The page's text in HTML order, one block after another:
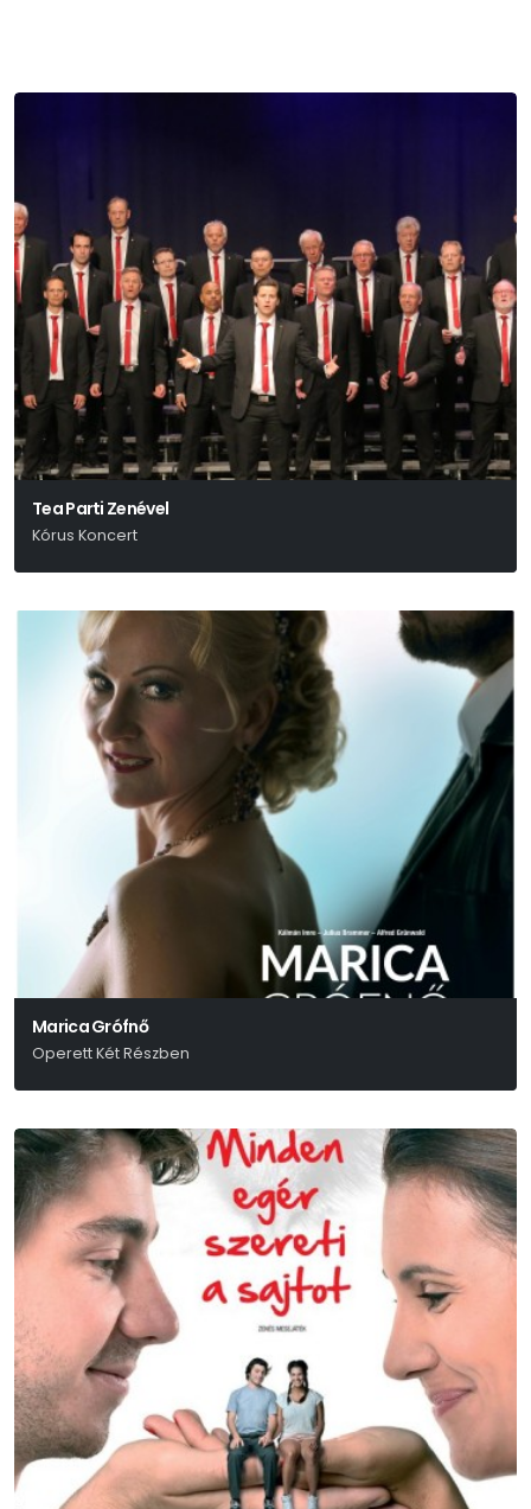
Tea Parti Zenével
Kórus Koncert
Marica Grófnő
Operett Két Részben